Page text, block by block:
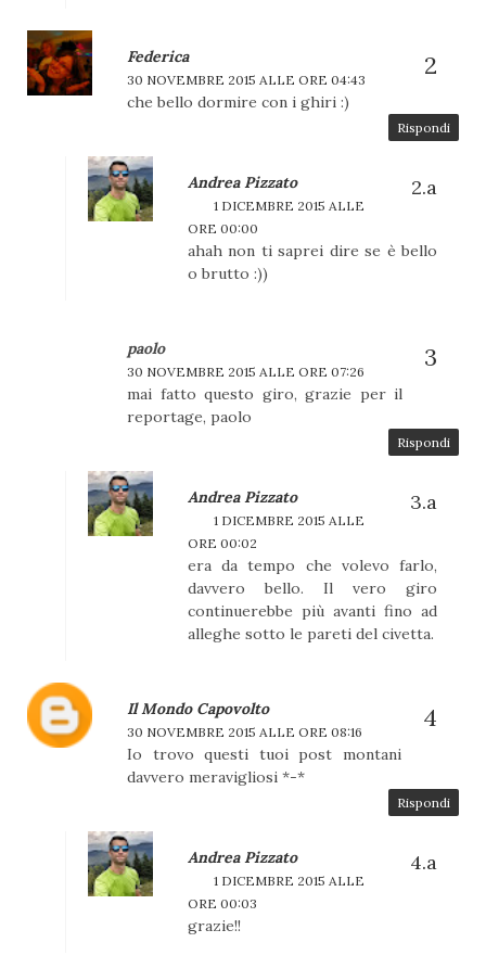
Federica
30 NOVEMBRE 2015 ALLE ORE 04:43
che bello dormire con i ghiri :)
Rispondi
Andrea Pizzato
1 DICEMBRE 2015 ALLE
ORE 00:00
ahah non ti saprei dire se è bello
o brutto :))
paolo
30 NOVEMBRE 2015 ALLE ORE 07:26
mai fatto questo giro, grazie per il
reportage, paolo
Rispondi
Andrea Pizzato
1 DICEMBRE 2015 ALLE
ORE 00:02
era da tempo che volevo farlo,
davvero bello. Il vero giro
continuerebbe più avanti fino ad
alleghe sotto le pareti del civetta.
Il Mondo Capovolto
30 NOVEMBRE 2015 ALLE ORE 08:16
Io trovo questi tuoi post montani
davvero meravigliosi *-*
Rispondi
Andrea Pizzato
1 DICEMBRE 2015 ALLE
ORE 00:03
grazie!!